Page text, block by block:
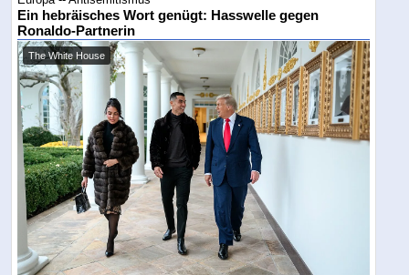
Ein hebräisches Wort genügt: Hasswelle gegen
Ronaldo-Partnerin
The White House